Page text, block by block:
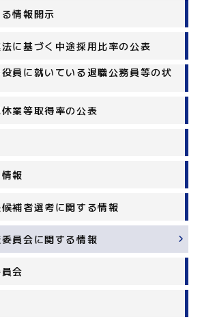
情報開示
に基づく中途採用比率の公表
員に就いている退職公務員等の状
業等取得率の公表
報
補者選考に関する情報
員会に関する情報
会